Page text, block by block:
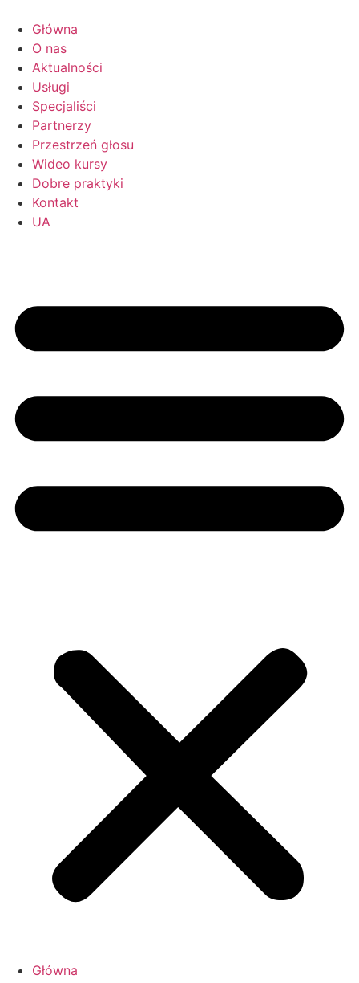
treści
Główna
O nas
Aktualności
Usługi
Specjaliści
Partnerzy
Przestrzeń głosu
Wideo kursy
Dobre praktyki
Kontakt
UA
Główna